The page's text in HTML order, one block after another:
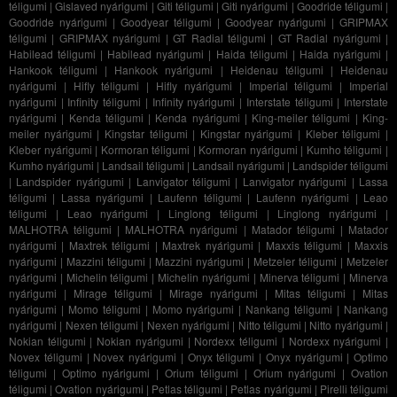
téligumi |Gislaved nyárigumi | Giti téligumi |Giti nyárigumi | Goodride téligumi |
Goodride nyárigumi | Goodyear téligumi | Goodyear nyárigumi | GRIPMAX
téligumi | GRIPMAX nyárigumi |GT Radial téligumi | GT Radial nyárigumi |
Habilead téligumi | Habilead nyárigumi | Haida téligumi | Haida nyárigumi |
Hankook téligumi | Hankook nyárigumi | Heidenau téligumi | Heidenau
nyárigumi | Hifly téligumi | Hifly nyárigumi | Imperial téligumi | Imperial
nyárigumi | Infinity téligumi | Infinity nyárigumi | Interstate téligumi | Interstate
nyárigumi | Kenda téligumi | Kenda nyárigumi | King-meiler téligumi | King-
meiler nyárigumi | Kingstar téligumi | Kingstar nyárigumi | Kleber téligumi |
Kleber nyárigumi | Kormoran téligumi | Kormoran nyárigumi | Kumho téligumi |
Kumho nyárigumi | Landsail téligumi | Landsail nyárigumi | Landspider téligumi
| Landspider nyárigumi | Lanvigator téligumi | Lanvigator nyárigumi | Lassa
téligumi | Lassa nyárigumi | Laufenn téligumi | Laufenn nyárigumi | Leao
téligumi | Leao nyárigumi | Linglong téligumi | Linglong nyárigumi |
MALHOTRA téligumi | MALHOTRA nyárigumi | Matador téligumi | Matador
nyárigumi | Maxtrek téligumi | Maxtrek nyárigumi | Maxxis téligumi | Maxxis
nyárigumi | Mazzini téligumi | Mazzini nyárigumi | Metzeler téligumi | Metzeler
nyárigumi | Michelin téligumi | Michelin nyárigumi | Minerva téligumi | Minerva
nyárigumi | Mirage téligumi | Mirage nyárigumi | Mitas téligumi | Mitas
nyárigumi | Momo téligumi | Momo nyárigumi | Nankang téligumi | Nankang
nyárigumi | Nexen téligumi | Nexen nyárigumi | Nitto téligumi | Nitto nyárigumi |
Nokian téligumi | Nokian nyárigumi | Nordexx téligumi | Nordexx nyárigumi |
Novex téligumi | Novex nyárigumi | Onyx téligumi | Onyx nyárigumi | Optimo
téligumi | Optimo nyárigumi |Orium téligumi | Orium nyárigumi |Ovation
téligumi |Ovation nyárigumi | Petlas téligumi | Petlas nyárigumi | Pirelli téligumi